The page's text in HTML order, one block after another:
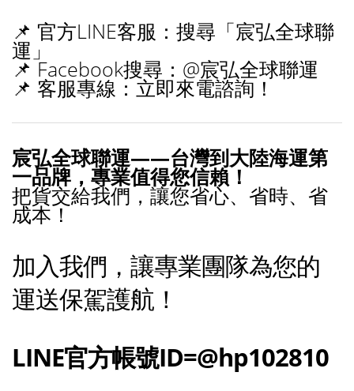
📌 官方LINE客服：搜尋「宸弘全球聯
運」
📌 Facebook搜尋：@宸弘全球聯運
📌 客服專線：立即來電諮詢！
宸弘全球聯運——台灣到大陸海運第
一品牌，專業值得您信賴！
把貨交給我們，讓您省心、省時、省
成本！
加入我們，讓專業團隊為您的
運送保駕護航！
LINE官方帳號ID=@hp102810